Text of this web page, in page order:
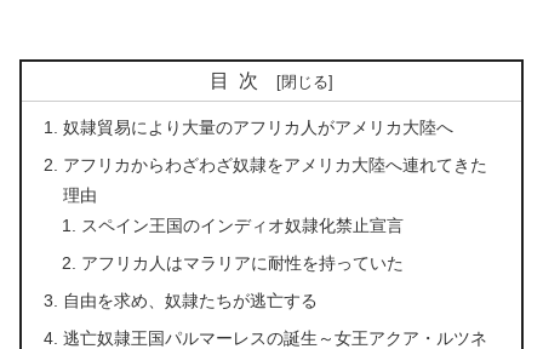
目次
奴隷貿易により大量のアフリカ人がアメリカ大陸へ
アフリカからわざわざ奴隷をアメリカ大陸へ連れてきた
理由
スペイン王国のインディオ奴隷化禁止宣言
アフリカ人はマラリアに耐性を持っていた
自由を求め、奴隷たちが逃亡する
逃亡奴隷王国パルマーレスの誕生～女王アクア・ルツネ